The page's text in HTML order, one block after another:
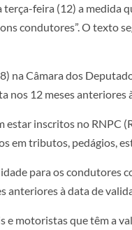
terça-feira (12) a medida
condutores”. O texto
na Câmara dos
nos 12 meses anteriores
estar inscritos no
em tributos, pedágios,
para os condutores
anteriores à data de
e motoristas que têm a